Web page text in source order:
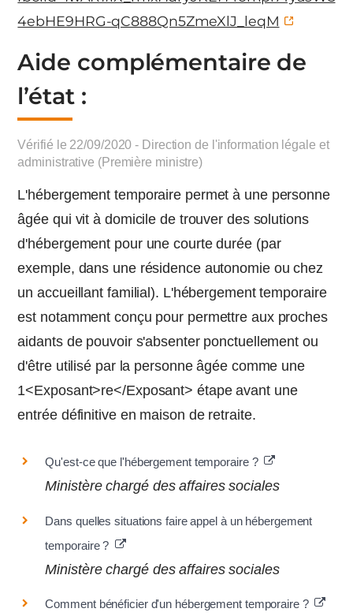
4ebHE9HRG-qC888Qn5ZmeXlJ_leqM
Aide complémentaire de
l’état :
Vérifié le 22/09/2020 - Direction de l'information légale et
administrative (Première ministre)
L'hébergement temporaire permet à une personne
âgée qui vit à domicile de trouver des solutions
d'hébergement pour une courte durée (par
exemple, dans une résidence autonomie ou chez
un accueillant familial). L'hébergement temporaire
est notamment conçu pour permettre aux proches
aidants de pouvoir s'absenter ponctuellement ou
d'être utilisé par la personne âgée comme une
1<Exposant>re</Exposant> étape avant une
entrée définitive en maison de retraite.
Qu'est-ce que l'hébergement temporaire ?
Ministère chargé des affaires sociales
Dans quelles situations faire appel à un hébergement
temporaire ?
Ministère chargé des affaires sociales
Comment bénéficier d'un hébergement temporaire ?